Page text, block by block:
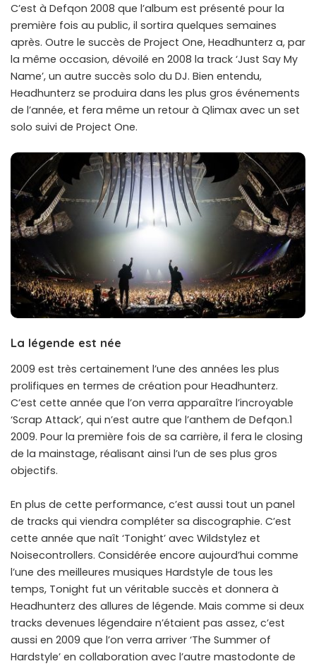
C’est à Defqon 2008 que l’album est présenté pour la
première fois au public, il sortira quelques semaines
après. Outre le succès de Project One, Headhunterz a, par
la même occasion, dévoilé en 2008 la track ‘Just Say My
Name’, un autre succès solo du DJ. Bien entendu,
Headhunterz se produira dans les plus gros événements
de l’année, et fera même un retour à Qlimax avec un set
solo suivi de Project One.
La légende est née
2009 est très certainement l’une des années les plus
prolifiques en termes de création pour Headhunterz.
C’est cette année que l’on verra apparaître l’incroyable
‘Scrap Attack’, qui n’est autre que l’anthem de Defqon.1
2009. Pour la première fois de sa carrière, il fera le closing
de la mainstage, réalisant ainsi l’un de ses plus gros
objectifs.
En plus de cette performance, c’est aussi tout un panel
de tracks qui viendra compléter sa discographie. C’est
cette année que naît ‘Tonight’ avec Wildstylez et
Noisecontrollers. Considérée encore aujourd’hui comme
l’une des meilleures musiques Hardstyle de tous les
temps, Tonight fut un véritable succès et donnera à
Headhunterz des allures de légende. Mais comme si deux
tracks devenues légendaire n’étaient pas assez, c’est
aussi en 2009 que l’on verra arriver ‘The Summer of
Hardstyle’ en collaboration avec l’autre mastodonte de